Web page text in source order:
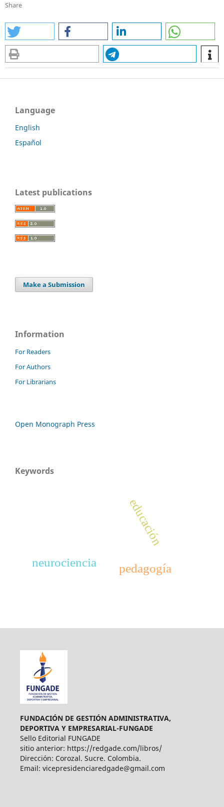
Share
Language
English
Español
Latest publications
Make a Submission
Information
For Readers
For Authors
For Librarians
Open Monograph Press
Keywords
neurociencia
educación
pedagogía
FUNDACIÓN DE GESTIÓN ADMINISTRATIVA,
DEPORTIVA Y EMPRESARIAL-FUNGADE
Sello Editorial FUNGADE
sitio anterior: https://redgade.com/libros/
Dirección: Corozal. Sucre. Colombia.
Email: vicepresidenciaredgade@gmail.com